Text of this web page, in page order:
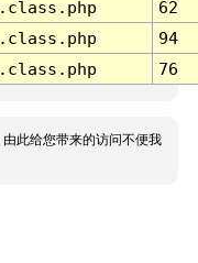
62
94
76
此给您带来的访问不便我